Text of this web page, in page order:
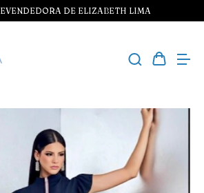
DE ELIZABETH LIMA